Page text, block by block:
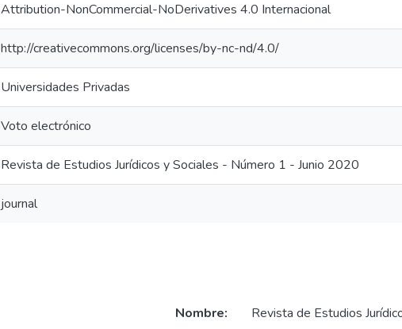
Attribution-NonCommercial-NoDerivatives 4.0 Internacional
http://creativecommons.org/licenses/by-nc-nd/4.0/
Universidades Privadas
Voto electrónico
Revista de Estudios Jurídicos y Sociales - Número 1 - Junio 2020
journal
Nombre:
Revista de Estudios